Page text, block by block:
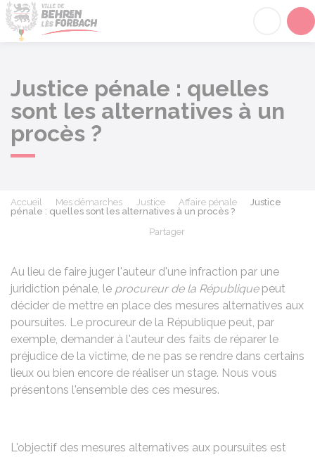
Justice pénale : quelles
sont les alternatives à un
procès ?
Accueil Mes démarches Justice Affaire pénale
Justice
pénale : quelles sont les alternatives à un procès ?
Partager
Au lieu de faire juger l'auteur d'une infraction par une
juridiction pénale, le procureur de la Républiquepeut
décider de mettre en place des mesures alternatives aux
poursuites. Le procureur de la République peut, par
exemple, demander à l'auteur des faits de réparer le
préjudice de la victime, de ne pas se rendre dans certains
lieux ou bien encore de réaliser un stage. Nous vous
présentons l'ensemble des ces mesures.
L'objectif des mesures alternatives aux poursuites est